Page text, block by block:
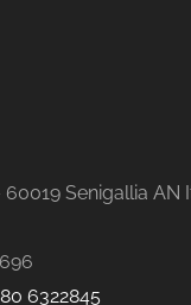
Senigallia AN
6322845